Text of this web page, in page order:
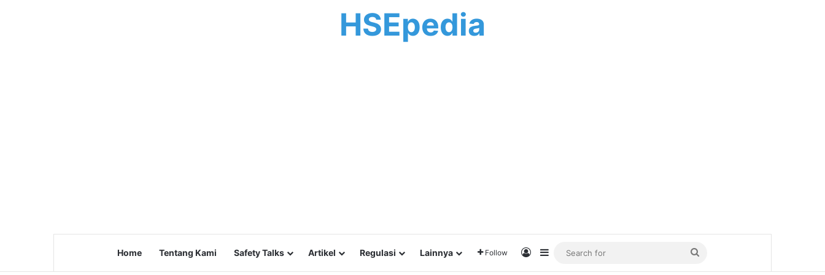
HSEpedia
Home Tentang Kami Safety Talks Artikel Regulasi Lainnya Follow Log InSidebar